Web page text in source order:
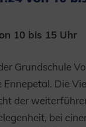
10 bis 15 Uhr
Grundschule
Die
der
bei